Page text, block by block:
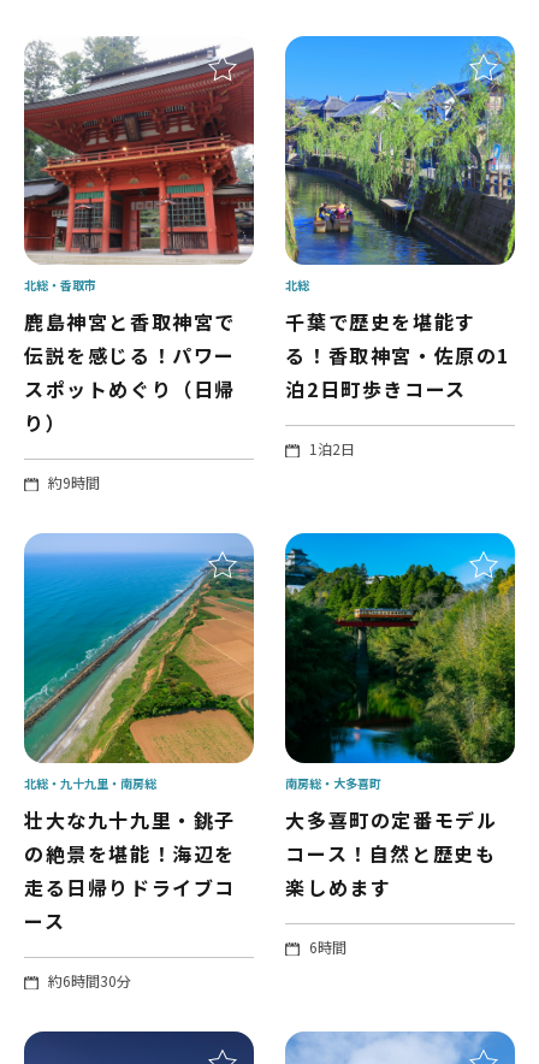
鹿島神宮と香取神宮で
伝説を感じる！パワー
スポットめぐり（日帰
り）
約9時間
北総 香取市
千葉で歴史を堪能す
る！香取神宮・佐原の1
泊2日町歩きコース
1泊2日
北総
壮大な九十九里・銚子
の絶景を堪能！海辺を
走る日帰りドライブコ
ース
約6時間30分
北総 九十九里 南房総
大多喜町の定番モデル
コース！自然と歴史も
楽しめます
6時間
南房総 大多喜町